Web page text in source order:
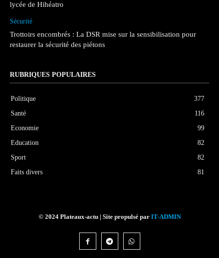
lycée de Hihéatro
Sécurité
Trottoirs encombrés : La DSR mise sur la sensibilisation pour
restaurer la sécurité des piétons
RUBRIQUES POPULAIRES
Politique
377
Santé
116
Economie
99
Education
82
Sport
82
Faits divers
81
© 2024 Plateaux-actu | Site propulsé par IT-ADMIN